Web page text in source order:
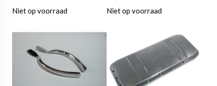
Niet op voorraad
Niet op voorraad